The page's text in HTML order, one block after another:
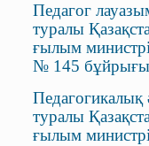
Педагог
туралы
ғылым
№ 145 бұйрығы
Педагогикалық
туралы
ғылым